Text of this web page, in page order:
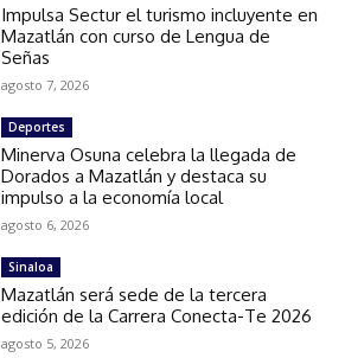
Impulsa Sectur el turismo incluyente en
Mazatlán con curso de Lengua de
Señas
agosto 7, 2026
Deportes
Minerva Osuna celebra la llegada de
Dorados a Mazatlán y destaca su
impulso a la economía local
agosto 6, 2026
Sinaloa
Mazatlán será sede de la tercera
edición de la Carrera Conecta-Te 2026
agosto 5, 2026